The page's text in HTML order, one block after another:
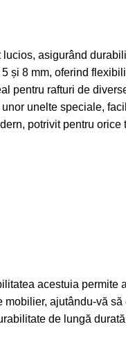
asigurând
și 8 mm, oferind
pentru rafturi de
unelte speciale,
potrivit pentru orice
acestuia
ajutându-vă
de lungă